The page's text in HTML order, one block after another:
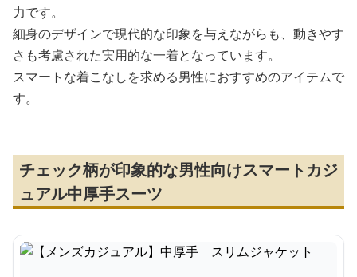
力です。
細身のデザインで現代的な印象を与えながらも、動きやす
さも考慮された実用的な一着となっています。
スマートな着こなしを求める男性におすすめのアイテムで
す。
チェック柄が印象的な男性向けスマートカジ
ュアル中厚手スーツ